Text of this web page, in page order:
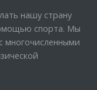
нашу страну
спорта. Мы
многочисленными